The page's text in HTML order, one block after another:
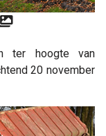
ter hoogte van
20 november